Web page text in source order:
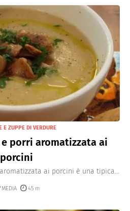
E ZUPPE DI VERDURE
porri aromatizzata ai
porcini
ai porcini è una tipica...
MEDIA 45 m